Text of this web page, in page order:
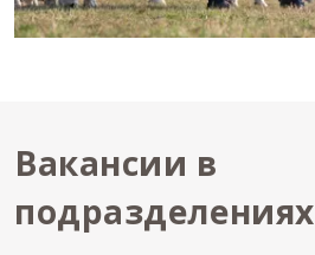
Вакансии в
подразделениях